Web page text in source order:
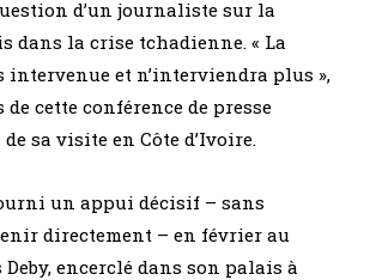
d’un journaliste sur la
dans la crise tchadienne. « La
intervenue et n’interviendra plus »,
cette conférence de presse
sa visite en Côte d’Ivoire.
un appui décisif – sans
directement – en février au
encerclé dans son palais à